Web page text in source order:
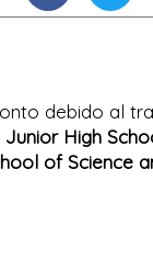
debido al
High
of Science